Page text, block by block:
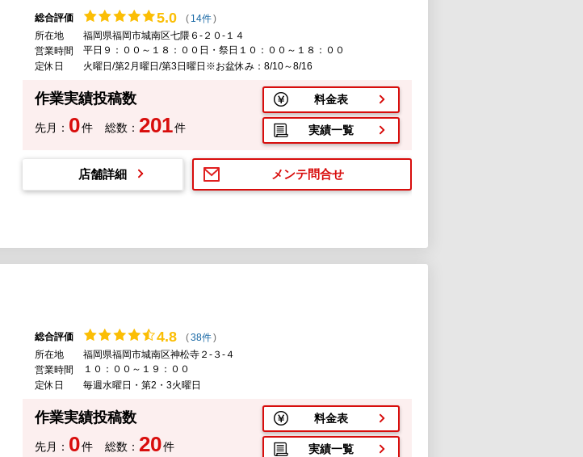
総合評価 5.0 ( 14件)
所在地
福岡県福岡市城南区七隈６-２０-１４
営業時間
平日９：００～１８：００日・祭日１０：００～１８：００
定休日
火曜日/第2月曜日/第3日曜日※お盆休み：8/10～8/16
作業実績投稿数
先月： 0件 総数： 201件
料金表
実績一覧
メンテ問合せ
店舗詳細
総合評価 4.8 (38件)
所在地
福岡県福岡市城南区神松寺２-３-４
営業時間
１０：００～１９：００
定休日
毎週水曜日・第2・3火曜日
作業実績投稿数
先月： 0件 総数： 20件
料金表
実績一覧